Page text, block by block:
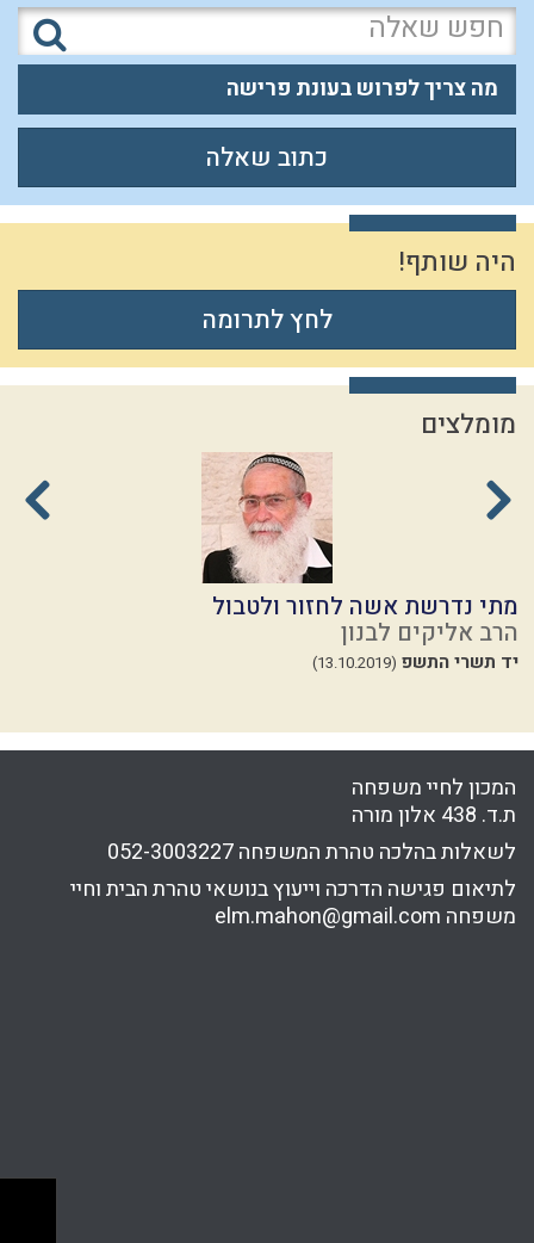
מה צריך לפרוש בעונת פרישה
כתוב שאלה
היה שותף!
לחץ לתרומה
מומלצים
מתי נדרשת אשה לחזור ולטבול
הרב אליקים לבנון
יד תשרי התשפ (13.10.2019)
המכון לחיי משפחה
ת.ד. 438 אלון מורה
לשאלות בהלכה טהרת המשפחה052-3003227
לתיאום פגישה הדרכה וייעוץ בנושאי טהרת הבית וחיי
משפחה elm.mahon@gmail.com